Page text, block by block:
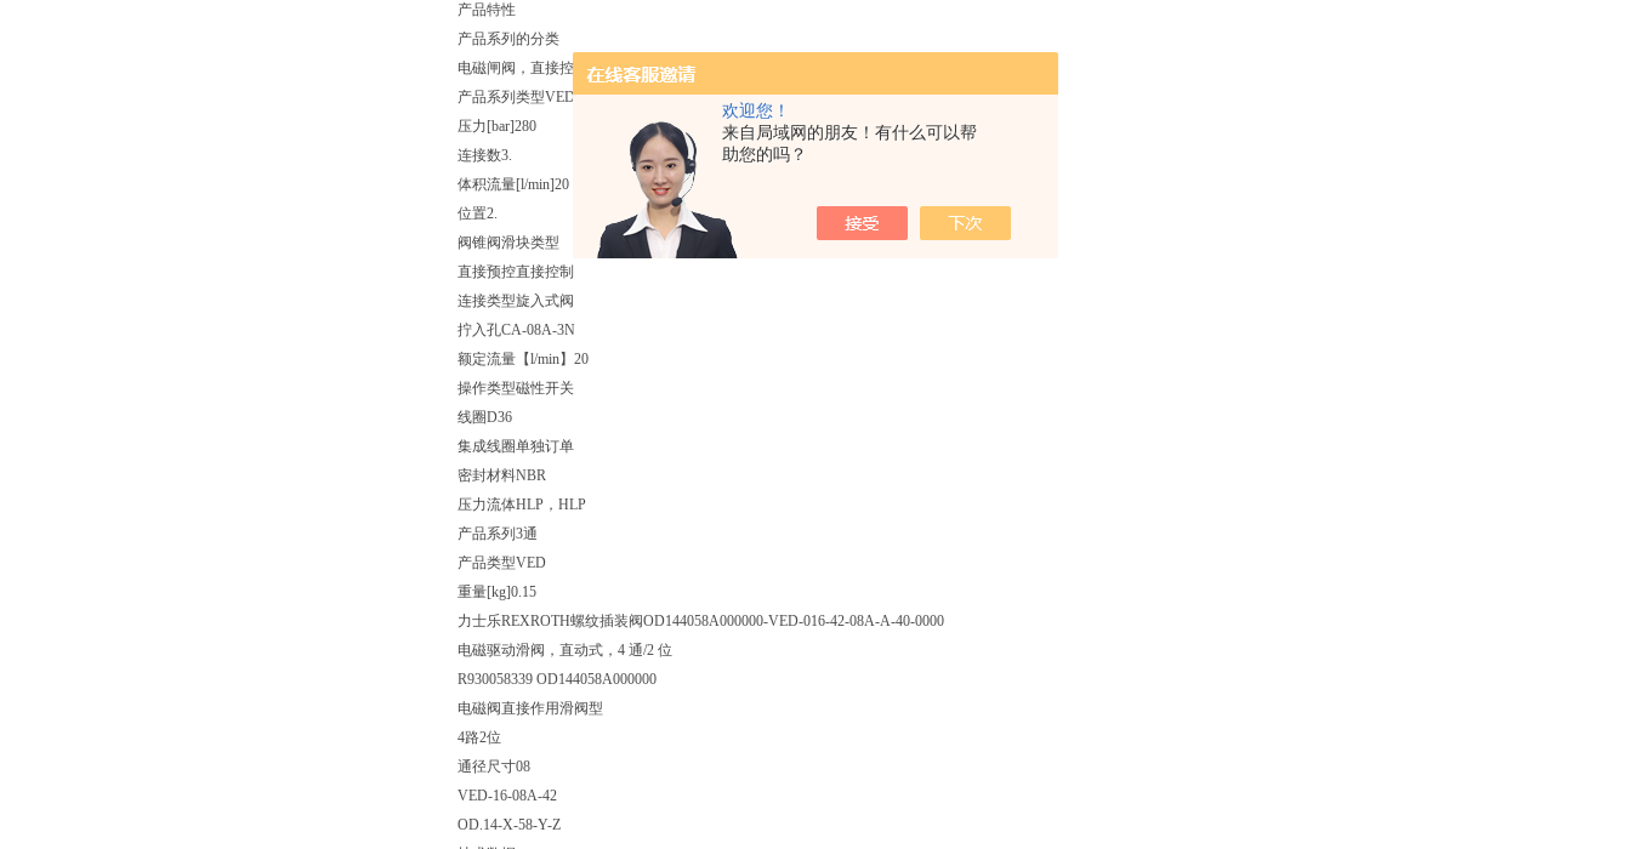
欢迎您！
来自局域网的朋友！有什么可以帮
助您的吗？
产品特性
产品系列的分类
电磁闸阀，直接控制，3通
产品系列类型VED
压力[bar]280
连接数3.
体积流量[l/min]20
位置2.
阀锥阀滑块类型
直接预控直接控制
连接类型旋入式阀
拧入孔CA-08A-3N
额定流量【l/min】 20
操作类型磁性开关
线圈D36
集成线圈单独订单
密封材料NBR
压力流体HLP，HLP
产品系列 3通
产品类型VED
重量[kg]0.15
力士乐REXROTH螺纹插装阀OD144058A000000-VED-016-42-08A-A-40-0000
电磁驱动滑阀，直动式，4 通/2 位
R930058339 OD144058A000000
电磁阀直接作用滑阀型
4路2位
通径尺寸08
VED-16-08A-42
OD.14-X-58-Y-Z